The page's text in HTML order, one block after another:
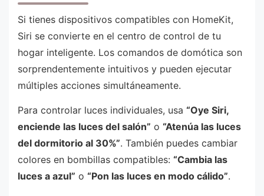
Si tienes dispositivos compatibles con HomeKit,
Siri se convierte en el centro de control de tu
hogar inteligente. Los comandos de domótica son
sorprendentemente intuitivos y pueden ejecutar
múltiples acciones simultáneamente.
Para controlar luces individuales, usa “Oye Siri,
enciende las luces del salón” o “Atenúa las luces
del dormitorio al 30%”. También puedes cambiar
colores en bombillas compatibles: “Cambia las
luces a azul” o “Pon las luces en modo cálido”.